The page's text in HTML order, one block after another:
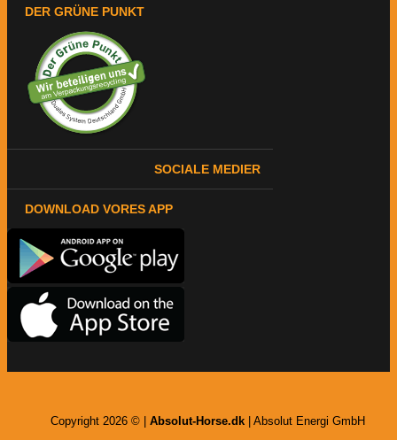
DER GRÜNE PUNKT
SOCIALE MEDIER
DOWNLOAD VORES APP
Copyright 2026 © | Absolut-Horse.dk| Absolut Energi GmbH